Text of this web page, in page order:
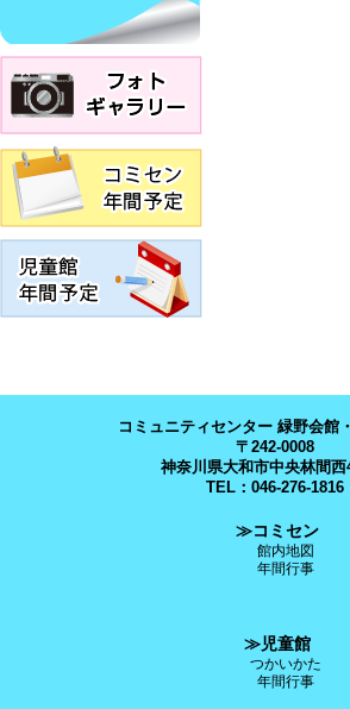
コミュニティセンター 緑野会館
〒242-0008
神奈川県大和市中央林間西
TEL：046-276-1816
≫コミセン
館内地図
年間行事
≫児童館
つかいかた
年間行事